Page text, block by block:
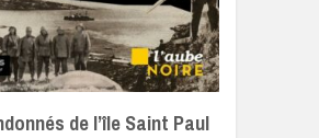
de l’île Saint Paul